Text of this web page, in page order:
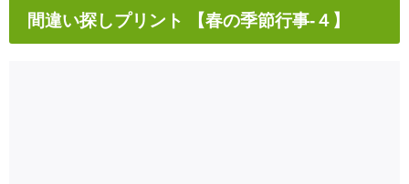
間違い探しプリント 【春の季節行事-４】